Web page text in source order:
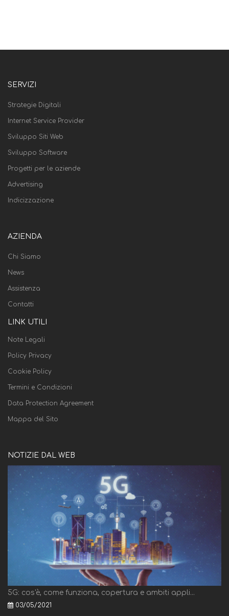
SERVIZI
Strategie Digitali
Internet Service Provider
Sviluppo Siti Web
Sviluppo Software
Progetti per le aziende
Advertising
Indicizzazione
AZIENDA
Chi Siamo
News
Assistenza
Contatti
LINK UTILI
Note Legali
Policy Privacy
Cookie Policy
Termini e Condizioni
Data Protection Agreement
Mappa del Sito
NOTIZIE DAL WEB
5G: cos'è, come funziona, copertura e ambiti appli...
03/05/2021